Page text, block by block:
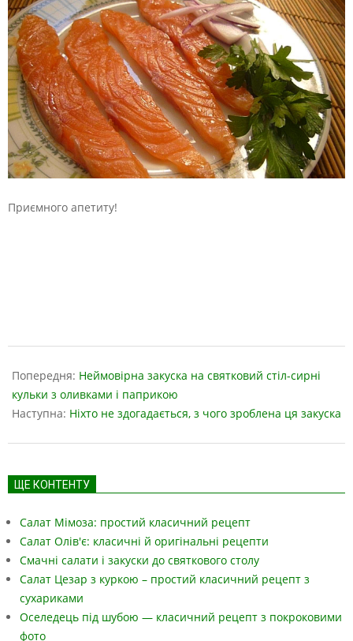
Приємного апетиту!
04-
26
Попередня: Неймовірна закуска на святковий стіл-сирні
кульки з оливками і паприкою
Наступна: Ніхто не здогадається, з чого зроблена ця закуска
ЩЕ КОНТЕНТУ
Салат Мімоза: простий класичний рецепт
Салат Олів'є: класичні й оригінальні рецепти
Смачні салати і закуски до святкового столу
Салат Цезар з куркою – простий класичний рецепт з
сухариками
Оселедець під шубою — класичний рецепт з покроковими
фото